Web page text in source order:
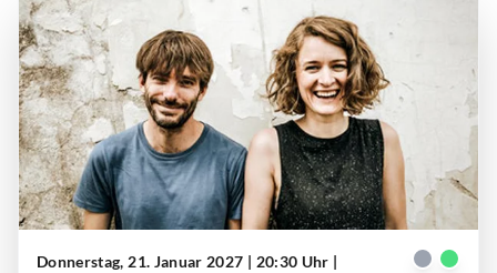
Donnerstag, 21. Januar 2027 | 20:30 Uhr |